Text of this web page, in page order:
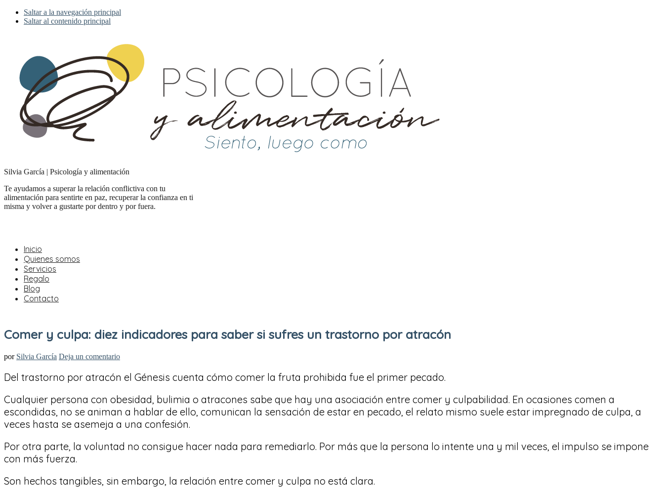
Saltar a la navegación principal
Saltar al contenido principal
Silvia García | Psicología y alimentación
Te ayudamos a superar la relación conflictiva con tu
alimentación para sentirte en paz, recuperar la confianza en ti
misma y volver a gustarte por dentro y por fuera.
Inicio
Quienes somos
Servicios
Regalo
Blog
Contacto
Comer y culpa: diez indicadores para saber si sufres un trastorno por atracón
por Silvia García Deja un comentario
Del trastorno por atracón el Génesis cuenta cómo comer la fruta prohibida fue el primer pecado.
Cualquier persona con obesidad, bulimia o atracones sabe que hay una asociación entre comer y culpabilidad. En ocasiones comen a
escondidas, no se animan a hablar de ello, comunican la sensación de estar en pecado, el relato mismo suele estar impregnado de culpa, a
veces hasta se asemeja a una confesión.
Por otra parte, la voluntad no consigue hacer nada para remediarlo. Por más que la persona lo intente una y mil veces, el impulso se impone
con más fuerza.
Son hechos tangibles, sin embargo, la relación entre comer y culpa no está clara.